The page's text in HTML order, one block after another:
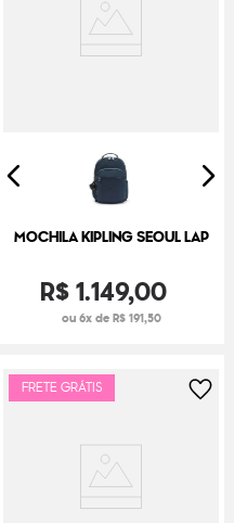
MOCHILA KIPLING SEOUL LAP
R$1.149,00
ou 6x de R$ 191,50
FRETE GRÁTIS